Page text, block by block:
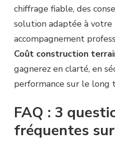
chiffrage fiable, des
solution adaptée à votre
accompagnement
Coût construction
gagnerez en clarté, en
performance sur le long
FAQ : 3
fréquentes